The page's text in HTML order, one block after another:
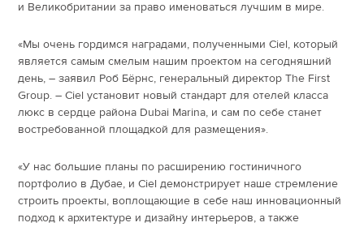
и Великобритании за право именоваться лучшим в мире.
«Мы очень гордимся наградами, полученными Ciel, который
является самым смелым нашим проектом на сегодняшний
день, – заявил Роб Бёрнс, генеральный директор The First
Group. – Ciel установит новый стандарт для отелей класса
люкс в сердце района Dubai Marina, и сам по себе станет
востребованной площадкой для размещения».
«У нас большие планы по расширению гостиничного
портфолио в Дубае, и Ciel демонстрирует наше стремление
строить проекты, воплощающие в себе наш инновационный
подход к архитектуре и дизайну интерьеров, а также